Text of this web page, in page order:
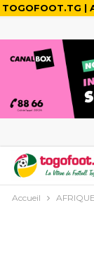
TOGOFOOT.TG |
Accueil